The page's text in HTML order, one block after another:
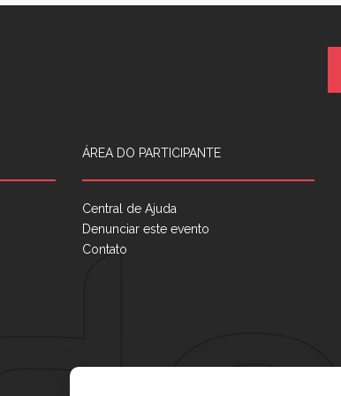
ÁREA DO PARTICIPANTE
Central de Ajuda
Denunciar este evento
Contato